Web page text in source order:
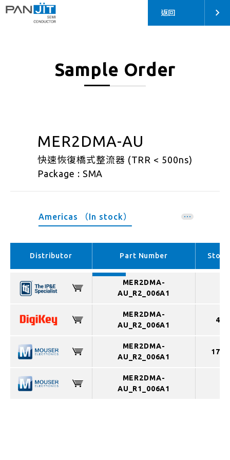
返回
Sample Order
MER2DMA-AU
快速恢復橋式整流器 (TRR < 500ns)
Package : SMA
Americas （In stock）
APAC （In stock）
Distributor Part Number Stock
MER2DMA-
AU_R2_006A1
MER2DMA-
AU_R2_006A1
MER2DMA-
AU_R2_006A1
MER2DMA-
AU_R1_006A1